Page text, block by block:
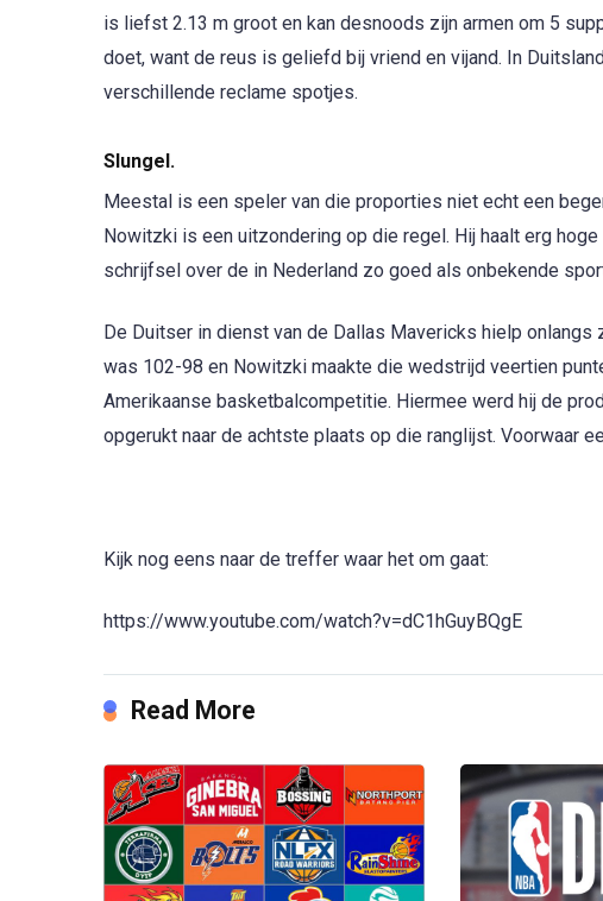
is liefst 2.13 m groot en kan desnoods zijn armen om 5
doet, want de reus is geliefd bij vriend en vijand. In
verschillende reclame spotjes.
Slungel.
Meestal is een speler van die proporties niet echt een
Nowitzki is een uitzondering op die regel. Hij haalt erg
schrijfsel over de in Nederland zo goed als onbekende
De Duitser in dienst van de Dallas Mavericks hielp
was 102-98 en Nowitzki maakte die wedstrijd veertien
Amerikaanse basketbalcompetitie. Hiermee werd hij de
opgerukt naar de achtste plaats op die ranglijst. Voorwaar
Kijk nog eens naar de treffer waar het om gaat:
https://www.youtube.com/watch?v=dC1hGuyBQgE
Read More